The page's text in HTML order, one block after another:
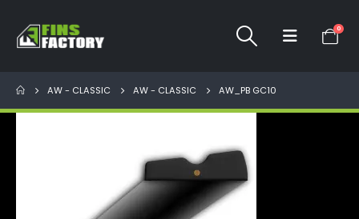
0
AW - CLASSIC AW - CLASSIC AW_PB GC10